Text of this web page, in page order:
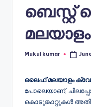
Posted
Mukul kumar
ലൈഫ് മലയാളം
പോലെയാണ്,
കൊടുങ്കാറ്റുകൾ